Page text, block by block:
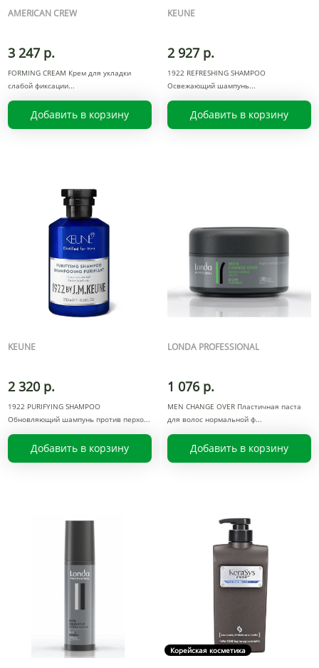
AMERICAN CREW
3 247 р.
FORMING CREAM Крем для укладки
слабой фиксации
Добавить в корзину
KEUNE
2 927 р.
1922 REFRESHING SHAMPOO
Освежающий шампунь
Добавить в корзину
KEUNE
2 320 р.
1922 PURIFYING SHAMPOO
Обновляющий шампунь против перхо
Добавить в корзину
LONDA PROFESSIONAL
1 076 р.
MEN CHANGE OVER Пластичная паста
для волос нормальной ф
Добавить в корзину
Корейская косметика